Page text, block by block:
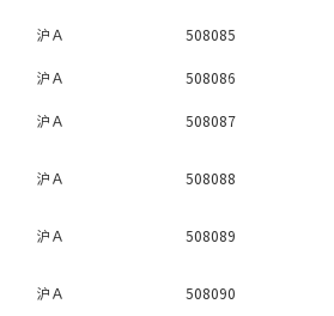
沪Ａ 508085
沪Ａ 508086
沪Ａ 508087
沪Ａ 508088
沪Ａ 508089
沪Ａ 508090